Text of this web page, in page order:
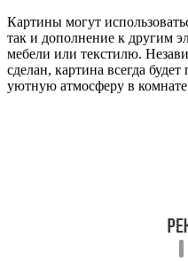
Картины могут
так и дополнение к другим
мебели или текстилю.
сделан, картина всегда
уютную атмосферу в